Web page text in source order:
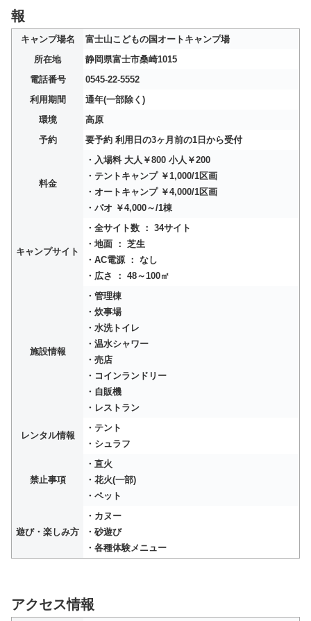
報
キャンプ場名
富士山こどもの国オートキャンプ場
所在地
静岡県富士市桑崎1015
電話番号
0545-22-5552
利用期間
通年(一部除く)
環境
高原
予約
要予約 利用日の3ヶ月前の1日から受付
料金
・入場料 大人￥800 小人￥200
・テントキャンプ ￥1,000/1区画
・オートキャンプ ￥4,000/1区画
・パオ ￥4,000～/1棟
キャンプサイト
・全サイト数 ： 34サイト
・地面 ： 芝生
・AC電源 ： なし
・広さ ： 48～100㎡
施設情報
・管理棟
・炊事場
・水洗トイレ
・温水シャワー
・売店
・コインランドリー
・自販機
・レストラン
レンタル情報
・テント
・シュラフ
禁止事項
・直火
・花火(一部)
・ペット
遊び・楽しみ方
・カヌー
・砂遊び
・各種体験メニュー
アクセス情報